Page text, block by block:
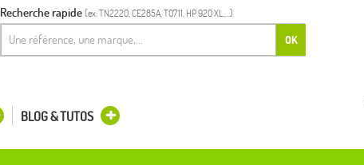
Recherche rapide (ex: TN2220, CE285A, T0711, HP 920 XL,...)
OK
BLOG & TUTOS